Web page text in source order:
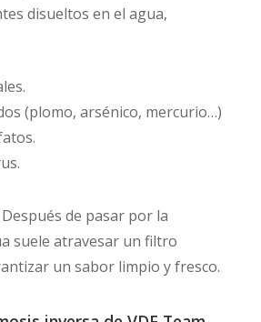
disueltos en el agua,
(plomo, arsénico, mercurio…)
Después de pasar por la
suele atravesar un filtro
un sabor limpio y fresco.